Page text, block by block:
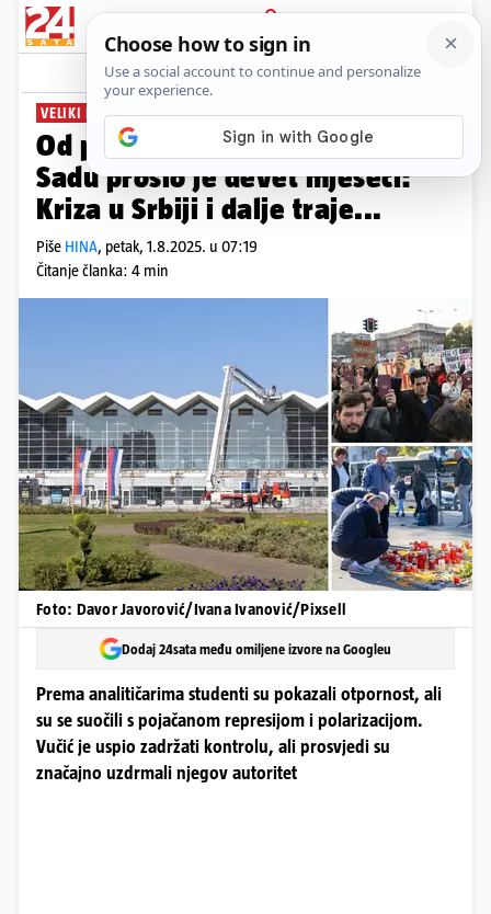
PRIJAVA
News Komentari
VELIKI PROSVJEDI
Od pada nadstrešnice u Novom
Sadu prošlo je devet mjeseci:
Kriza u Srbiji i dalje traje...
Piše HINA, petak, 1.8.2025. u 07:19
Čitanje članka: 4 min
Foto: Davor Javorović/Ivana Ivanović/Pixsell
Dodaj 24sata među omiljene izvore na Googleu
Prema analitičarima studenti su pokazali otpornost, ali
su se suočili s pojačanom represijom i polarizacijom.
Vučić je uspio zadržati kontrolu, ali prosvjedi su
značajno uzdrmali njegov autoritet